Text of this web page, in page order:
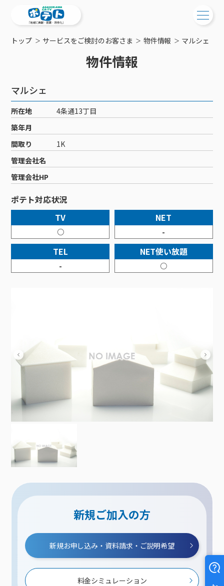
サービス提供エリア
工事・配線について
新居をご検討中の方へ
ポテトを導入している集合住宅
物件情報
特典・キャンペーン
おトクな割引サービス
ご加入中の方
ご加入中のサービス確認・変更
WEBメール
サポートサービス
サポートサービストップ
リモートコール
回線速度測定
接続・設定⽅法
訪問サポート＆サポートパックサービス料⾦表
新着情報
メンテナンス・障害情報
ポテトからのプレゼント
イベントカレンダー
講座のご案内
サービス案内
サービス案内
ケーブルテレビ
ケーブルテレビトップ
チャンネル紹介
料⾦プラン
NHK衛星受信料団体⼀括⽀払
機器⼀覧
インターネット
インターネットトップ
料⾦プラン
Wi-Fiサービス
ポテトホーム防犯カメラ
オプションサービス
インターネットギガシェアプラン
固定電話
固定電話トップ
基本料⾦・通話料⾦
オプションサービス
auスマートバリュー
auまとめトーク
ポテトスマートフォン
ポテトスマートフォントップ
料⾦プラン
機種⼀覧
オプションサービス
でんきトップ
ポラリンでんき×ポテト
ポテトでんき
暮らしを快適にするサービス
暮らしを快適にするサービストップ
ポテトライフメール
コミチャン
お困りの方はこちら
会社案内
メンテナンス
障害情報
トップ サービスをご検討のお客さま 物件情報 マルシェ
物件情報
マルシェ
所在地
4条通13丁目
築年月
間取り
1K
管理会社名
管理会社HP
ポテト対応状況
TV
○
NET
-
TEL
-
NET使い放題
○
新規ご加入の方
新規お申し込み・資料請求・ご説明希望
料金シミュレーション